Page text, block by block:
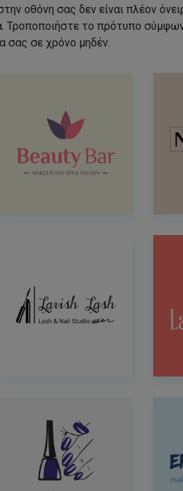
οθόνη σας δεν είναι πλέον
Τροποποιήστε το πρότυπο
σας σε χρόνο μηδέν.